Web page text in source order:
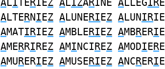
ALITERIEZ ALIZARINE ALLEGIRE
ALTERNIEZ ALUNERIEZ ALUNIRIE
AMATIRIEZ AMBLERIEZ AMBRERIE
AMERRIREZ AMINCIREZ AMODIERE
AMURERIEZ AMUSERIEZ ANCRERIE